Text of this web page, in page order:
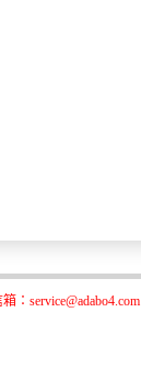
：service@adabo4.com